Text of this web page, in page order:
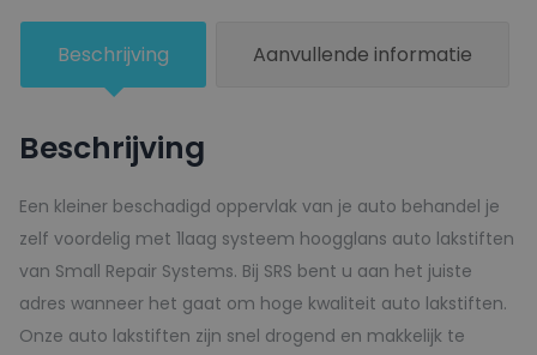
Beschrijving Aanvullende informatie
Beschrijving
Een kleiner beschadigd oppervlak van je auto behandel je
zelf voordelig met 1laag systeem hoogglans auto lakstiften
van Small Repair Systems. Bij SRS bent u aan het juiste
adres wanneer het gaat om hoge kwaliteit auto lakstiften.
Onze auto lakstiften zijn snel drogend en makkelijk te